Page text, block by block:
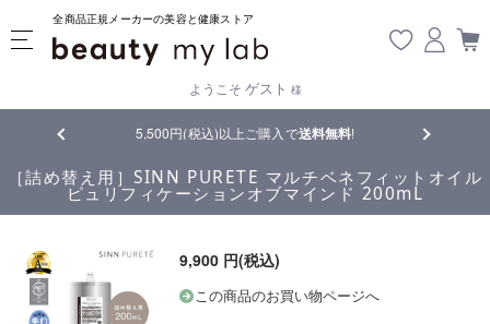
全商品正規メーカーの美容と健康ストア
ようこそ ゲスト 様
5,500円(税込)以上ご購入で送料無料! 【重要】
［詰め替え用］SINN PURETE マルチベネフィットオイル
ピュリフィケーションオブマインド 200mL
9,900 円(税込)
この商品のお買い物ページへ